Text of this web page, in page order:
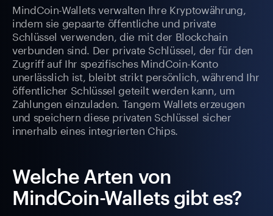
MindCoin-Wallets verwalten Ihre Kryptowährung,
indem sie gepaarte öffentliche und private
Schlüssel verwenden, die mit der Blockchain
verbunden sind. Der private Schlüssel, der für den
Zugriff auf Ihr spezifisches MindCoin-Konto
unerlässlich ist, bleibt strikt persönlich, während Ihr
öffentlicher Schlüssel geteilt werden kann, um
Zahlungen einzuladen. Tangem Wallets erzeugen
und speichern diese privaten Schlüssel sicher
innerhalb eines integrierten Chips.
Welche Arten von
MindCoin-Wallets gibt es?